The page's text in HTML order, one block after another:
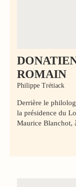
ROMAIN
Philippe Trétiack
Derrière le
la présidence du
Maurice Blanchot,